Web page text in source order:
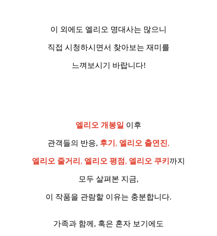
이 외에도 엘리오 명대사는 많으니
직접 시청하시면서 찾아보는 재미를
느껴보시기 바랍니다!
엘리오 개봉일 이후
관객들의 반응, 후기 , 엘리오 출연진,
엘리오 줄거리 , 엘리오 평점 , 엘리오 쿠키 까지
모두 살펴본 지금,
이 작품을 관람할 이유는 충분합니다.
가족과 함께, 혹은 혼자 보기에도